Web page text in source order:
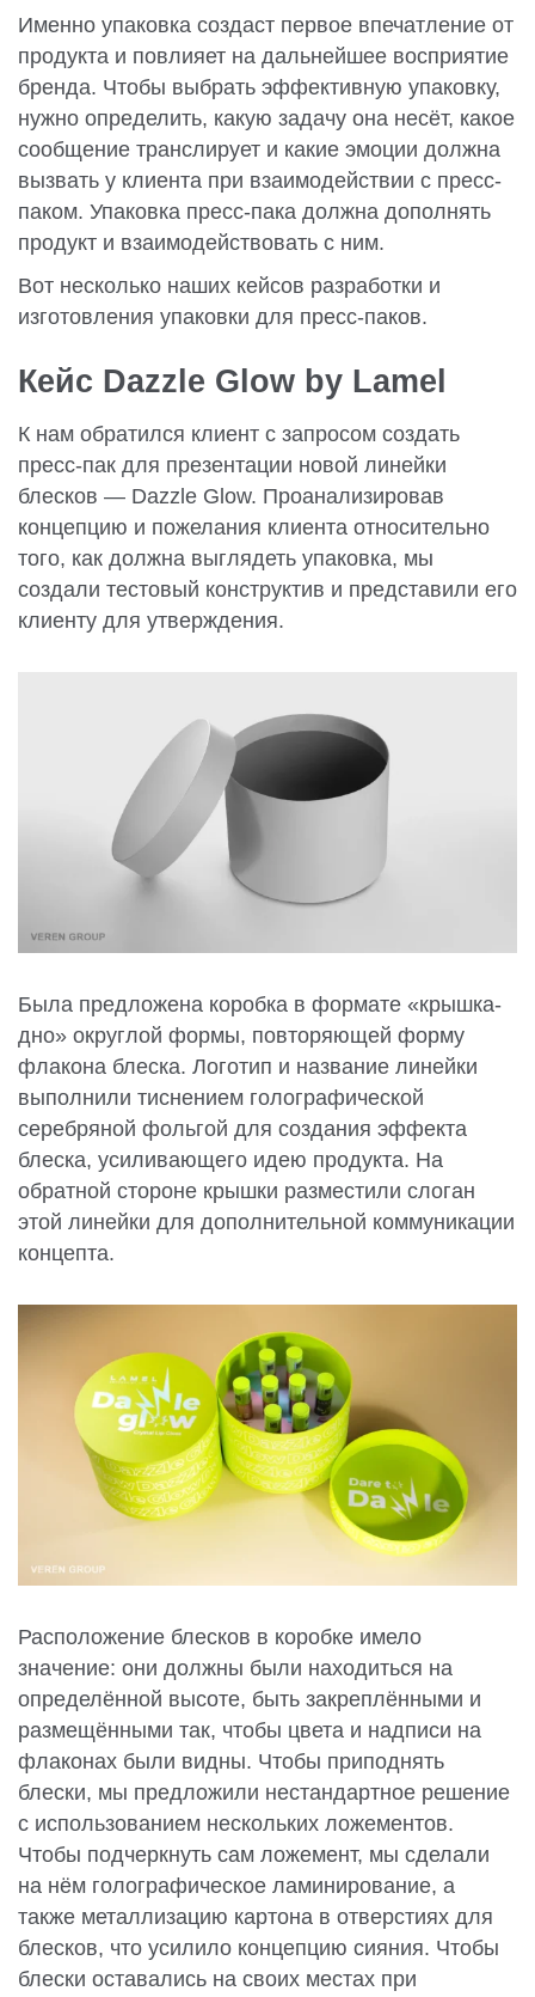
Именно упаковка создаст первое впечатление от
продукта и повлияет на дальнейшее восприятие
бренда. Чтобы выбрать эффективную упаковку,
нужно определить, какую задачу она несёт, какое
сообщение транслирует и какие эмоции должна
вызвать у клиента при взаимодействии с пресс-
паком. Упаковка пресс-пака должна дополнять
продукт и взаимодействовать с ним.
Вот несколько наших кейсов разработки и
изготовления упаковки для пресс-паков.
Кейс Dazzle Glow by Lamel
К нам обратился клиент с запросом создать
пресс-пак для презентации новой линейки
блесков — Dazzle Glow. Проанализировав
концепцию и пожелания клиента относительно
того, как должна выглядеть упаковка, мы
создали тестовый конструктив и представили его
клиенту для утверждения.
Была предложена коробка в формате «крышка-
дно» округлой формы, повторяющей форму
флакона блеска. Логотип и название линейки
выполнили тиснением голографической
серебряной фольгой для создания эффекта
блеска, усиливающего идею продукта. На
обратной стороне крышки разместили слоган
этой линейки для дополнительной коммуникации
концепта.
Расположение блесков в коробке имело
значение: они должны были находиться на
определённой высоте, быть закреплёнными и
размещёнными так, чтобы цвета и надписи на
флаконах были видны. Чтобы приподнять
блески, мы предложили нестандартное решение
с использованием нескольких ложементов.
Чтобы подчеркнуть сам ложемент, мы сделали
на нём голографическое ламинирование, а
также металлизацию картона в отверстиях для
блесков, что усилило концепцию сияния. Чтобы
блески оставались на своих местах при